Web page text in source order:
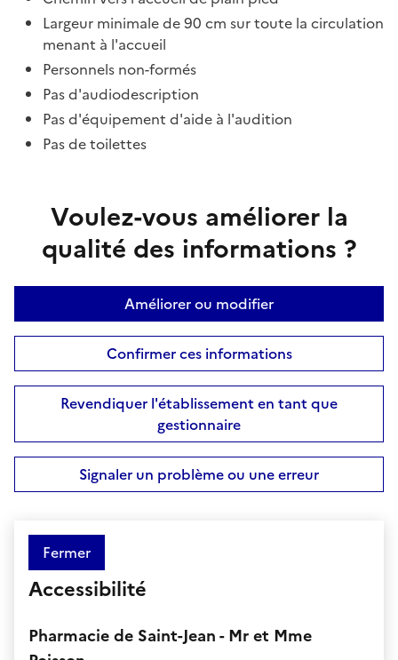
Largeur minimale de 90 cm sur toute la circulation
menant à l'accueil
Personnels non-formés
Pas d'audiodescription
Pas d'équipement d'aide à l'audition
Pas de toilettes
Voulez-vous améliorer la
qualité des informations ?
Améliorer ou modifier
Confirmer ces informations
Revendiquer l'établissement en tant que
gestionnaire
Signaler un problème ou une erreur
Fermer
Accessibilité
Pharmacie de Saint-Jean - Mr et Mme